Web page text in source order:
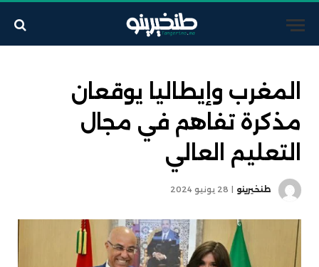
المغرب وإيطاليا يوقعان
مذكرة تفاهم في مجال
التعليم العالي
طنخيرينو 28 يونيو 2024